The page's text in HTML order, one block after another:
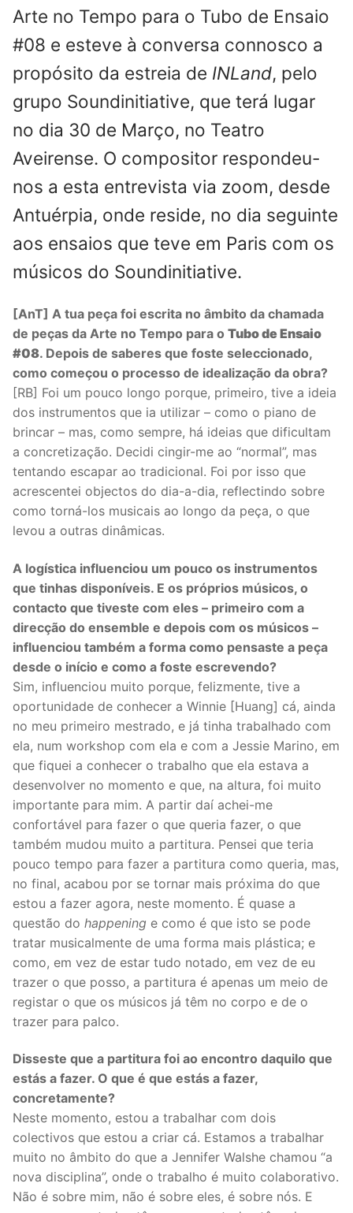
Arte no Tempo para o Tubo de Ensaio
#08 e esteve à conversa connosco a
propósito da estreia de INLand, pelo
grupo Soundinitiative, que terá lugar
no dia 30 de Março, no Teatro
Aveirense. O compositor respondeu-
nos a esta entrevista via zoom, desde
Antuérpia, onde reside, no dia seguinte
aos ensaios que teve em Paris com os
músicos do Soundinitiative.
[AnT] A tua peça foi escrita no âmbito da chamada
de peças da Arte no Tempo para o Tubo de Ensaio
#08. Depois de saberes que foste seleccionado,
como começou o processo de idealização da obra?
[RB] Foi um pouco longo porque, primeiro, tive a ideia
dos instrumentos que ia utilizar – como o piano de
brincar – mas, como sempre, há ideias que dificultam
a concretização. Decidi cingir-me ao “normal”, mas
tentando escapar ao tradicional. Foi por isso que
acrescentei objectos do dia-a-dia, reflectindo sobre
como torná-los musicais ao longo da peça, o que
levou a outras dinâmicas.
A logística influenciou um pouco os instrumentos
que tinhas disponíveis. E os próprios músicos, o
contacto que tiveste com eles – primeiro com a
direcção do ensemble e depois com os músicos –
influenciou também a forma como pensaste a peça
desde o início e como a foste escrevendo?
Sim, influenciou muito porque, felizmente, tive a
oportunidade de conhecer a Winnie [Huang] cá, ainda
no meu primeiro mestrado, e já tinha trabalhado com
ela, num workshop com ela e com a Jessie Marino, em
que fiquei a conhecer o trabalho que ela estava a
desenvolver no momento e que, na altura, foi muito
importante para mim. A partir daí achei-me
confortável para fazer o que queria fazer, o que
também mudou muito a partitura. Pensei que teria
pouco tempo para fazer a partitura como queria, mas,
no final, acabou por se tornar mais próxima do que
estou a fazer agora, neste momento. É quase a
questão do happening e como é que isto se pode
tratar musicalmente de uma forma mais plástica; e
como, em vez de estar tudo notado, em vez de eu
trazer o que posso, a partitura é apenas um meio de
registar o que os músicos já têm no corpo e de o
trazer para palco.
Disseste que a partitura foi ao encontro daquilo que
estás a fazer. O que é que estás a fazer,
concretamente?
Neste momento, estou a trabalhar com dois
colectivos que estou a criar cá. Estamos a trabalhar
muito no âmbito do que a Jennifer Walshe chamou “a
nova disciplina”, onde o trabalho é muito colaborativo.
Não é sobre mim, não é sobre eles, é sobre nós. E